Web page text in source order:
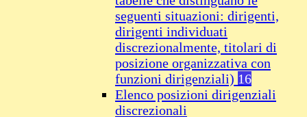
seguenti situazioni: dirigenti,
dirigenti individuati
discrezionalmente, titolari di
posizione organizzativa con
funzioni dirigenziali) 16
Elenco posizioni dirigenziali
discrezionali